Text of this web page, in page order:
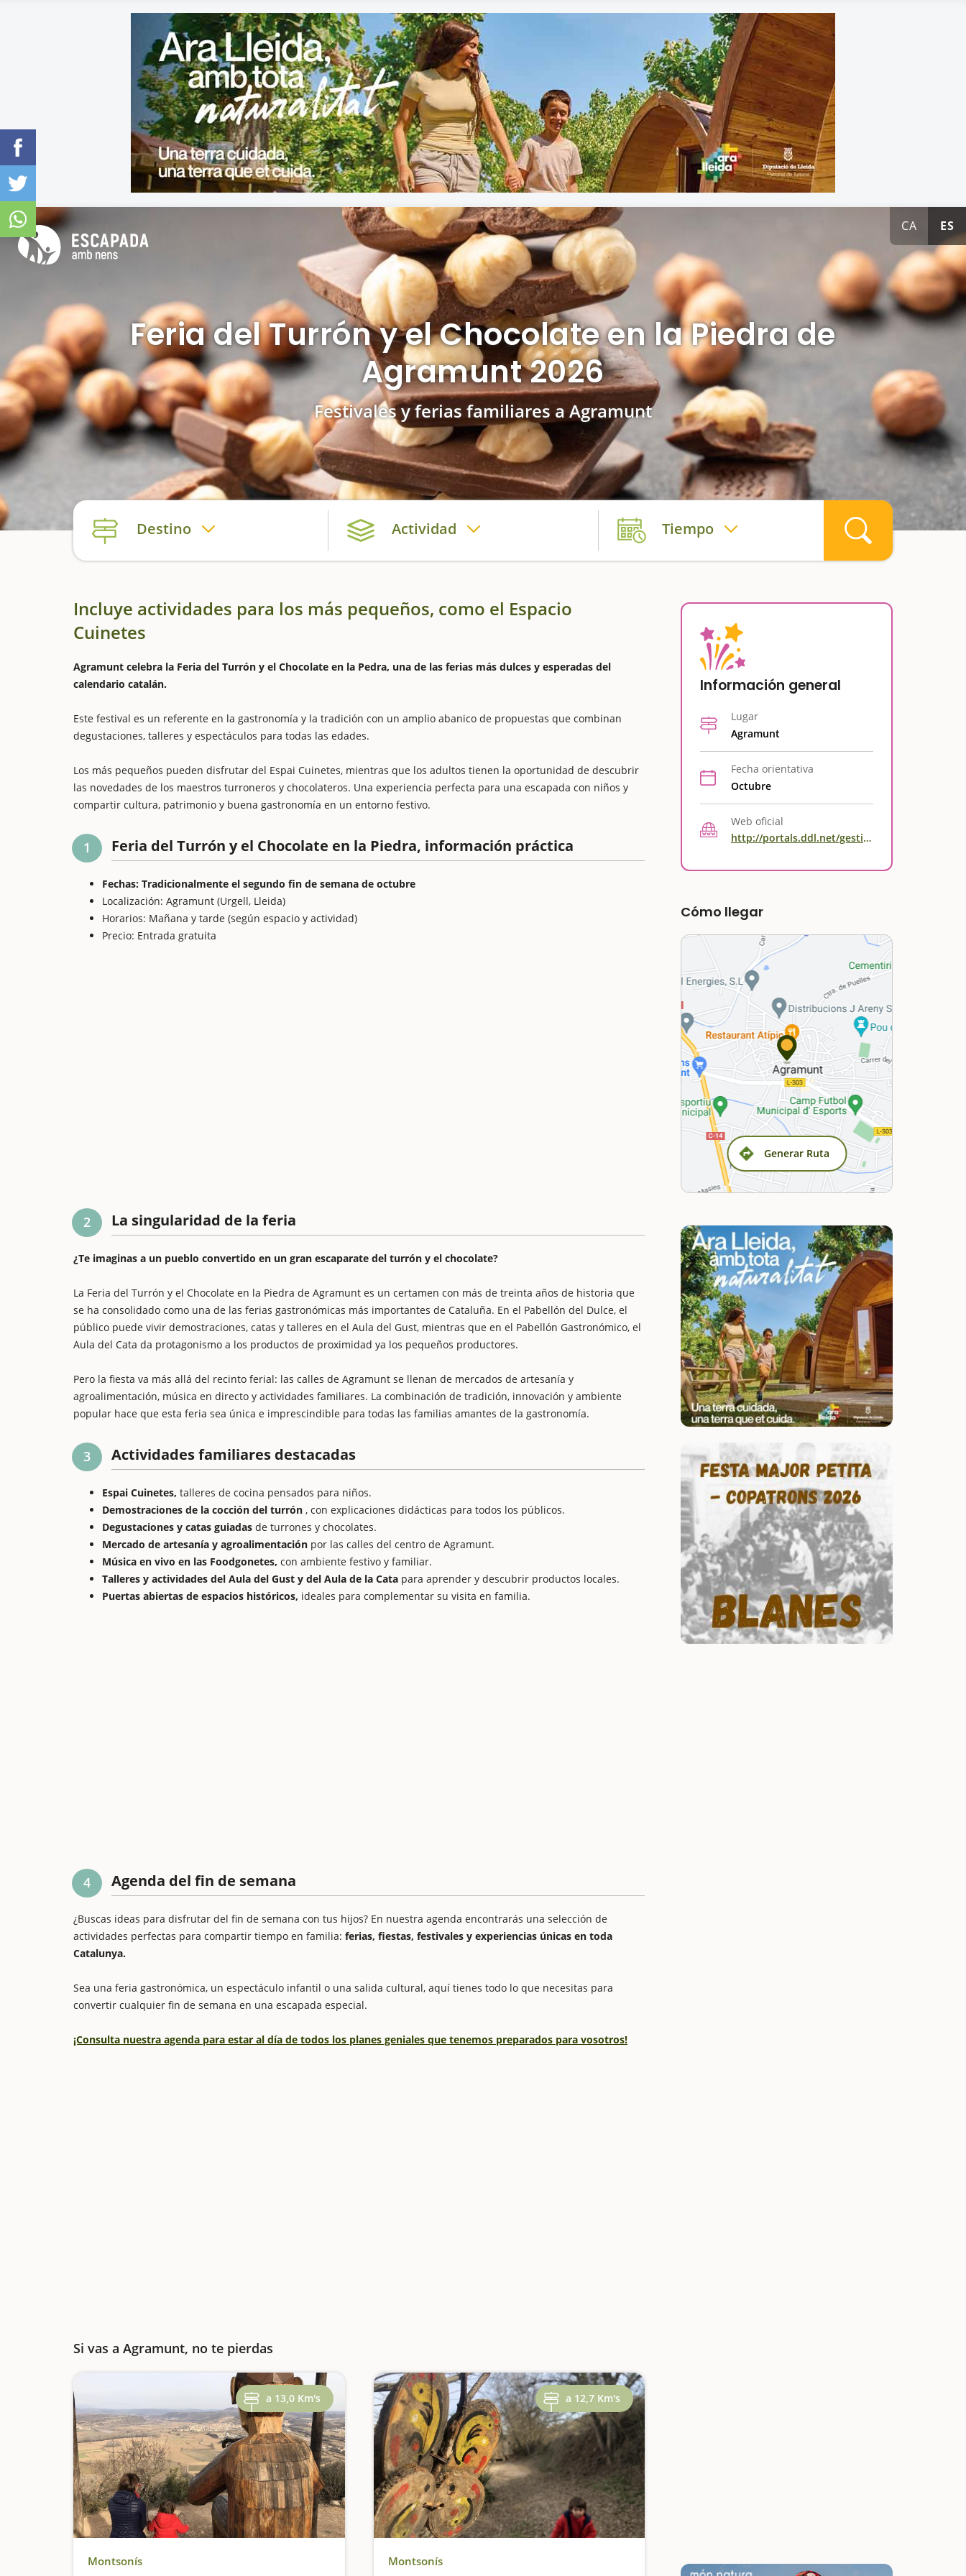
CA ES
Feria del Turrón y el Chocolate en la Piedra de
Agramunt 2026
Festivales y ferias familiares a Agramunt
Destino Actividad Tiempo
Incluye actividades para los más pequeños, como el Espacio
Cuinetes
Agramunt celebra la Feria del Turrón y el Chocolate en la Pedra, una de las ferias más dulces y esperadas del
calendario catalán.
Este festival es un referente en la gastronomía y la tradición con un amplio abanico de propuestas que combinan
degustaciones, talleres y espectáculos para todas las edades.
Los más pequeños pueden disfrutar del Espai Cuinetes, mientras que los adultos tienen la oportunidad de descubrir
las novedades de los maestros turroneros y chocolateros. Una experiencia perfecta para una escapada con niños y
compartir cultura, patrimonio y buena gastronomía en un entorno festivo.
1 Feria del Turrón y el Chocolate en la Piedra, información práctica
Fechas: Tradicionalmente el segundo fin de semana de octubre
Localización: Agramunt (Urgell, Lleida)
Horarios: Mañana y tarde (según espacio y actividad)
Precio: Entrada gratuita
2 La singularidad de la feria
¿Te imaginas a un pueblo convertido en un gran escaparate del turrón y el chocolate?
La Feria del Turrón y el Chocolate en la Piedra de Agramunt es un certamen con más de treinta años de historia que
se ha consolidado como una de las ferias gastronómicas más importantes de Cataluña. En el Pabellón del Dulce, el
público puede vivir demostraciones, catas y talleres en el Aula del Gust, mientras que en el Pabellón Gastronómico, el
Aula del Cata da protagonismo a los productos de proximidad ya los pequeños productores.
Pero la fiesta va más allá del recinto ferial: las calles de Agramunt se llenan de mercados de artesanía y
agroalimentación, música en directo y actividades familiares. La combinación de tradición, innovación y ambiente
popular hace que esta feria sea única e imprescindible para todas las familias amantes de la gastronomía.
3 Actividades familiares destacadas
Espai Cuinetes, talleres de cocina pensados para niños.
Demostraciones de la cocción del turrón , con explicaciones didácticas para todos los públicos.
Degustaciones y catas guiadas de turrones y chocolates.
Mercado de artesanía y agroalimentación por las calles del centro de Agramunt.
Música en vivo en las Foodgonetes, con ambiente festivo y familiar.
Talleres y actividades del Aula del Gust y del Aula de la Cata para aprender y descubrir productos locales.
Puertas abiertas de espacios históricos, ideales para complementar su visita en familia.
4 Agenda del fin de semana
¿Buscas ideas para disfrutar del fin de semana con tus hijos? En nuestra agenda encontrarás una selección de
actividades perfectas para compartir tiempo en familia: ferias, fiestas, festivales y experiencias únicas en toda
Catalunya.
Sea una feria gastronómica, un espectáculo infantil o una salida cultural, aquí tienes todo lo que necesitas para
convertir cualquier fin de semana en una escapada especial.
¡Consulta nuestra agenda para estar al día de todos los planes geniales que tenemos preparados para vosotros!
Si vas a Agramunt, no te pierdas
a 13,0 Km's
Montsonís
a 12,7 Km's
Montsonís
Información general
Lugar
Agramunt
Fecha orientativa
Octubre
Web oficial
http://portals.ddl.net/gestio/ajuntament-dagramunt/fira-del-torro-i-la-xocolata-a-la-pedra
Cómo llegar
Generar Ruta